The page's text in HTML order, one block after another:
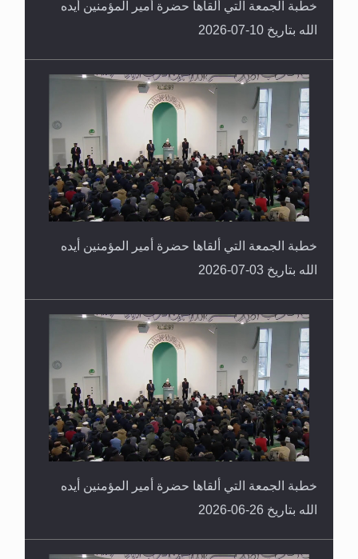
خطبة الجمعة التي ألقاها حضرة أمير المؤمنين أيده
الله بتاريخ 10-07-2026
خطبة الجمعة التي ألقاها حضرة أمير المؤمنين أيده
الله بتاريخ 03-07-2026
خطبة الجمعة التي ألقاها حضرة أمير المؤمنين أيده
الله بتاريخ 26-06-2026